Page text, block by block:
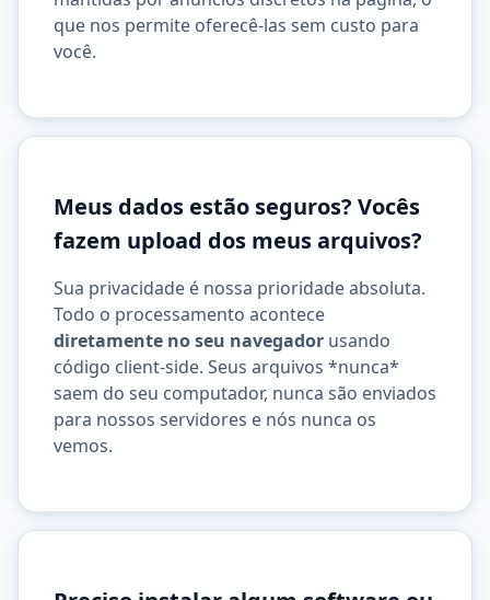
que nos permite oferecê-las sem custo para
você.
Meus dados estão seguros? Vocês
fazem upload dos meus arquivos?
Sua privacidade é nossa prioridade absoluta.
Todo o processamento acontece
diretamente no seu navegador usando
código client-side. Seus arquivos *nunca*
saem do seu computador, nunca são enviados
para nossos servidores e nós nunca os
vemos.